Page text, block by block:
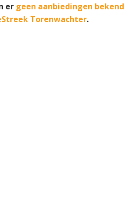
er geen aanbiedingen bekend
Torenwachter.